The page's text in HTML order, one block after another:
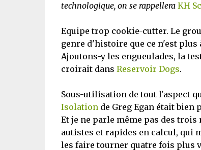
technologique, on se rappellera KH
Equipe trop cookie-cutter. Le
genre d'histoire que ce n'est plus
Ajoutons-y les engueulades, la
croirait dans Reservoir Dogs.
Sous-utilisation de tout l'aspect
Isolationde Greg Egan était bien
Et je ne parle même pas des
autistes et rapides en calcul, qui
les faire tourner quatre fois plus